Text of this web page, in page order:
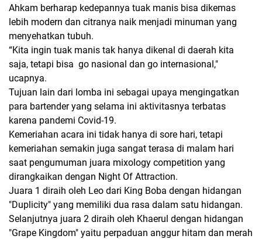
Ahkam berharap kedepannya tuak manis bisa dikemas
lebih modern dan citranya naik menjadi minuman yang
menyehatkan tubuh.
“Kita ingin tuak manis tak hanya dikenal di daerah kita
saja, tetapi bisa go nasional dan go internasional,"
ucapnya.
Tujuan lain dari lomba ini sebagai upaya mengingatkan
para bartender yang selama ini aktivitasnya terbatas
karena pandemi Covid-19.
Kemeriahan acara ini tidak hanya di sore hari, tetapi
kemeriahan semakin juga sangat terasa di malam hari
saat pengumuman juara mixology competition yang
dirangkaikan dengan Night Of Attraction.
Juara 1 diraih oleh Leo dari King Boba dengan hidangan
"Duplicity" yang memiliki dua rasa dalam satu hidangan.
Selanjutnya juara 2 diraih oleh Khaerul dengan hidangan
"Grape Kingdom" yaitu perpaduan anggur hitam dan merah